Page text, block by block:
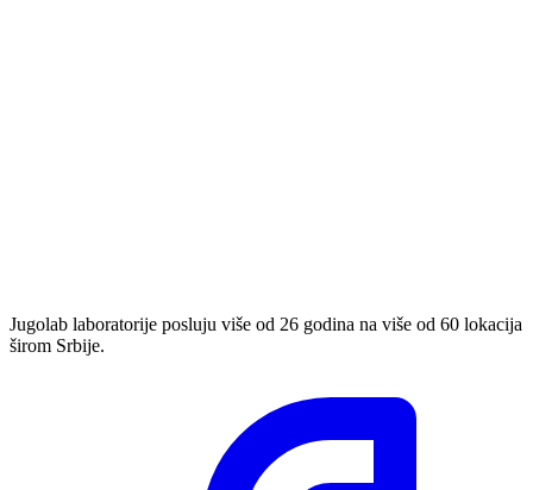
Jugolab laboratorije posluju više od 26 godina na više od 60 lokacija
širom Srbije.